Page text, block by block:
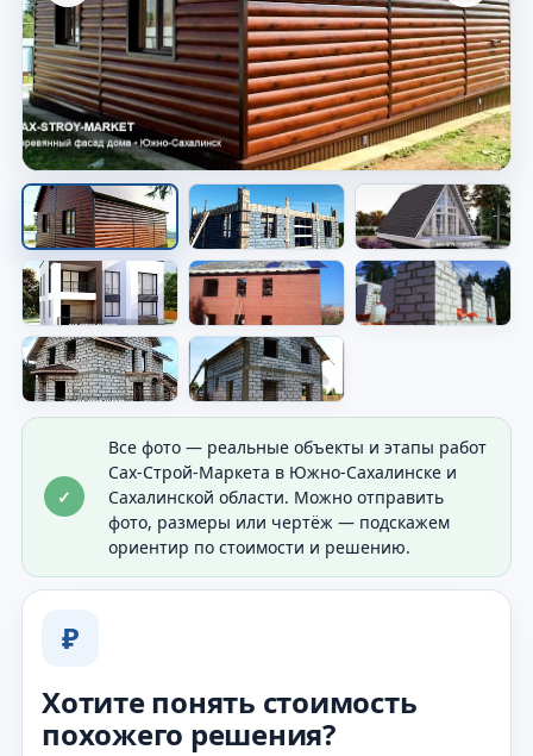
Дом на участке
Видно общий результат строительства и
посадку дома.
✓
Все фото — реальные объекты и этапы работ
Сах-Строй-Маркета в Южно-Сахалинске и
Сахалинской области. Можно отправить
фото, размеры или чертёж — подскажем
ориентир по стоимости и решению.
₽
Хотите понять стоимость
похожего решения?